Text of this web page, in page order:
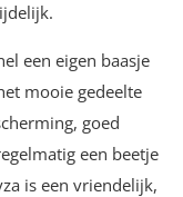
een eigen baasje
mooie gedeelte
goed
een beetje
is een vriendelijk,